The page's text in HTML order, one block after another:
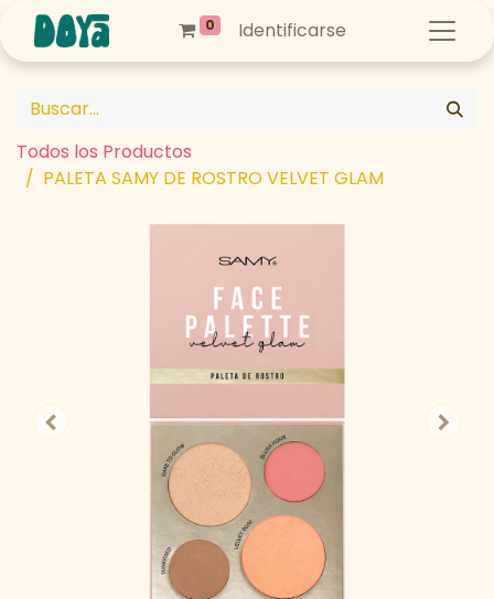
0 Identificarse
Todos los Productos
PALETA SAMY DE ROSTRO VELVET GLAM